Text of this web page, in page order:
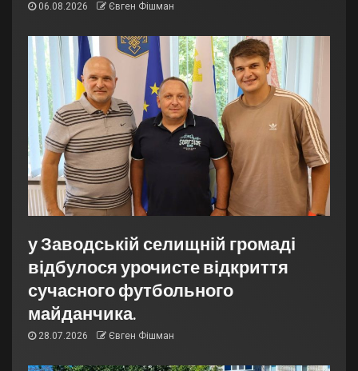
06.08.2026 Євген Фішман
у Заводській селищній громаді
відбулося урочисте відкриття
сучасного футбольного
майданчика.
28.07.2026 Євген Фішман